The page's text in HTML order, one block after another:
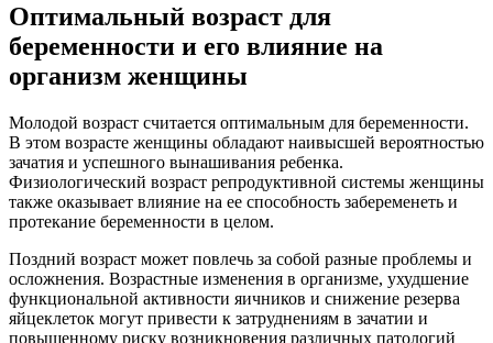
Оптимальный возраст для
беременности и его влияние на
организм женщины
Молодой возраст считается оптимальным для беременности.
В этом возрасте женщины обладают наивысшей вероятностью
зачатия и успешного вынашивания ребенка.
Физиологический возраст репродуктивной системы женщины
также оказывает влияние на ее способность забеременеть и
протекание беременности в целом.
Поздний возраст может повлечь за собой разные проблемы и
осложнения. Возрастные изменения в организме, ухудшение
функциональной активности яичников и снижение резерва
яйцеклеток могут привести к затруднениям в зачатии и
повышенному риску возникновения различных патологий